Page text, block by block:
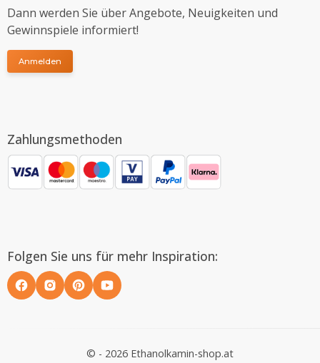
Dann werden Sie über Angebote, Neuigkeiten und
Gewinnspiele informiert!
Anmelden
Zahlungsmethoden
Folgen Sie uns für mehr Inspiration:
© - 2026 Ethanolkamin-shop.at